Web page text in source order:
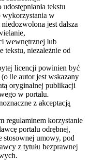
tekstu
wykorzystania w
jest dalsza
wewnętrznej lub
tekstu, niezależnie od
licencji powinien być
ile autor jest wskazany
oryginalnej publikacji
w portalu.
z akceptacją
regulaminem korzystanie
portalu odrębnej,
stosownej umowy, pod
z tytułu bezprawnej